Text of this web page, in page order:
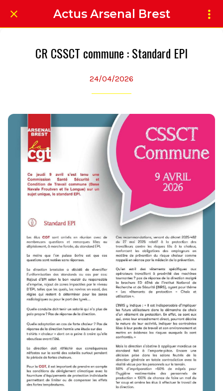
Actus Arsenal Brest
CR CSSCT commune : Standard EPI
24/04/2026